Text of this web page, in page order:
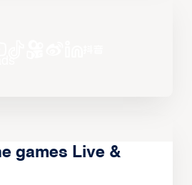
games Live &